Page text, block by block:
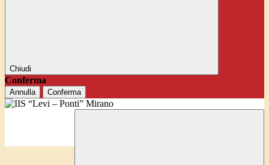
Chiudi
Conferma
Annulla Conferma